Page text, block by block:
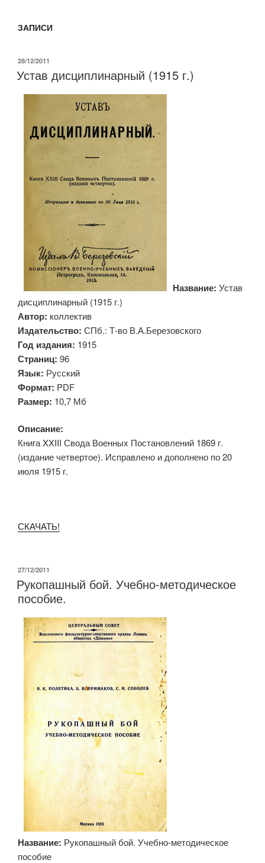
ЗАПИСИ
ОПУБЛИКОВАНО
28/12/2011
Устав дисциплинарный (1915 г.)
Название: Устав
дисциплинарный (1915 г.)
Автор: коллектив
Издательство: СПб.: Т-во В.А.Березовского
Год издания: 1915
Страниц: 96
Язык: Русский
Формат: PDF
Размер: 10,7 Мб
Описание:
Книга XXIII Свода Военных Постановлений 1869 г.
(издание четвертое). Исправлено и дополнено по 20
июля 1915 г.
СКАЧАТЬ!
ОПУБЛИКОВАНО
27/12/2011
Рукопашный бой. Учебно-методическое
пособие.
Название: Рукопашный бой. Учебно-методическое
пособие